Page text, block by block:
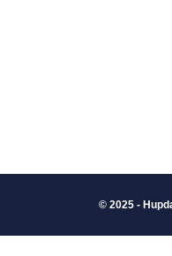
© 2025 -